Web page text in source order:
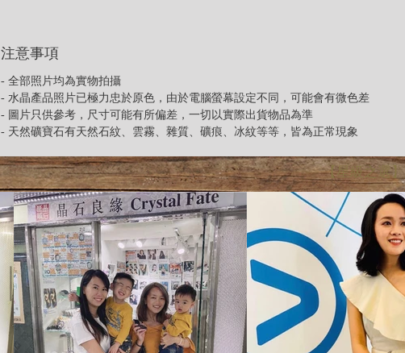
注意事項
- 全部照片均為實物拍攝
- 水晶產品照片已極力忠於原色，由於電腦螢幕設定不同，可能會有微色差
- 圖片只供參考，尺寸可能有所偏差，一切以實際出貨物品為準
- 天然礦寶石有天然石紋、雲霧、雜質、礦痕、冰紋等等，皆為正常現象
【星級之選】